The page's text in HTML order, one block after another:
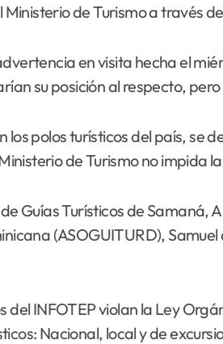
de Turismo a través
en visita hecha el
su posición al respecto,
los polos turísticos del país, se
de Turismo no impida
Guías Turísticos de Samaná,
(ASOGUITURD),
del INFOTEP violan la Ley
Nacional, local y de